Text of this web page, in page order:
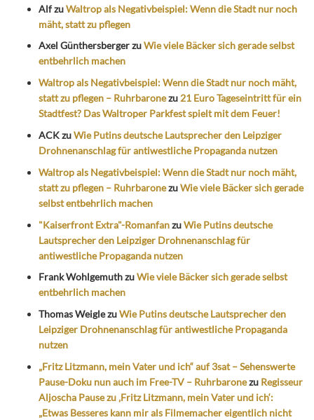
AlfzuWaltrop als Negativbeispiel: Wenn die Stadt nur noch
mäht, statt zu pflegen
Axel GünthersbergerzuWie viele Bäcker sich gerade selbst
entbehrlich machen
Waltrop als Negativbeispiel: Wenn die Stadt nur noch mäht,
statt zu pflegen – Ruhrbaronezu 21 Euro Tageseintritt für ein
Stadtfest? Das Waltroper Parkfest spielt mit dem Feuer!
ACKzuWie Putins deutsche Lautsprecher den Leipziger
Drohnenanschlag für antiwestliche Propaganda nutzen
Waltrop als Negativbeispiel: Wenn die Stadt nur noch mäht,
statt zu pflegen – RuhrbaronezuWie viele Bäcker sich gerade
selbst entbehrlich machen
"Kaiserfront Extra"-RomanfanzuWie Putins deutsche
Lautsprecher den Leipziger Drohnenanschlag für
antiwestliche Propaganda nutzen
Frank WohlgemuthzuWie viele Bäcker sich gerade selbst
entbehrlich machen
Thomas WeiglezuWie Putins deutsche Lautsprecher den
Leipziger Drohnenanschlag für antiwestliche Propaganda
nutzen
„Fritz Litzmann, mein Vater und ich“ auf 3sat – Sehenswerte
Pause-Doku nun auch im Free-TV – Ruhrbaronezu Regisseur
Aljoscha Pause zu ‚Fritz Litzmann, mein Vater und ich‘:
„Etwas Besseres kann mir als Filmemacher eigentlich nicht